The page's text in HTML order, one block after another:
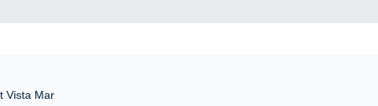
Vista Mar